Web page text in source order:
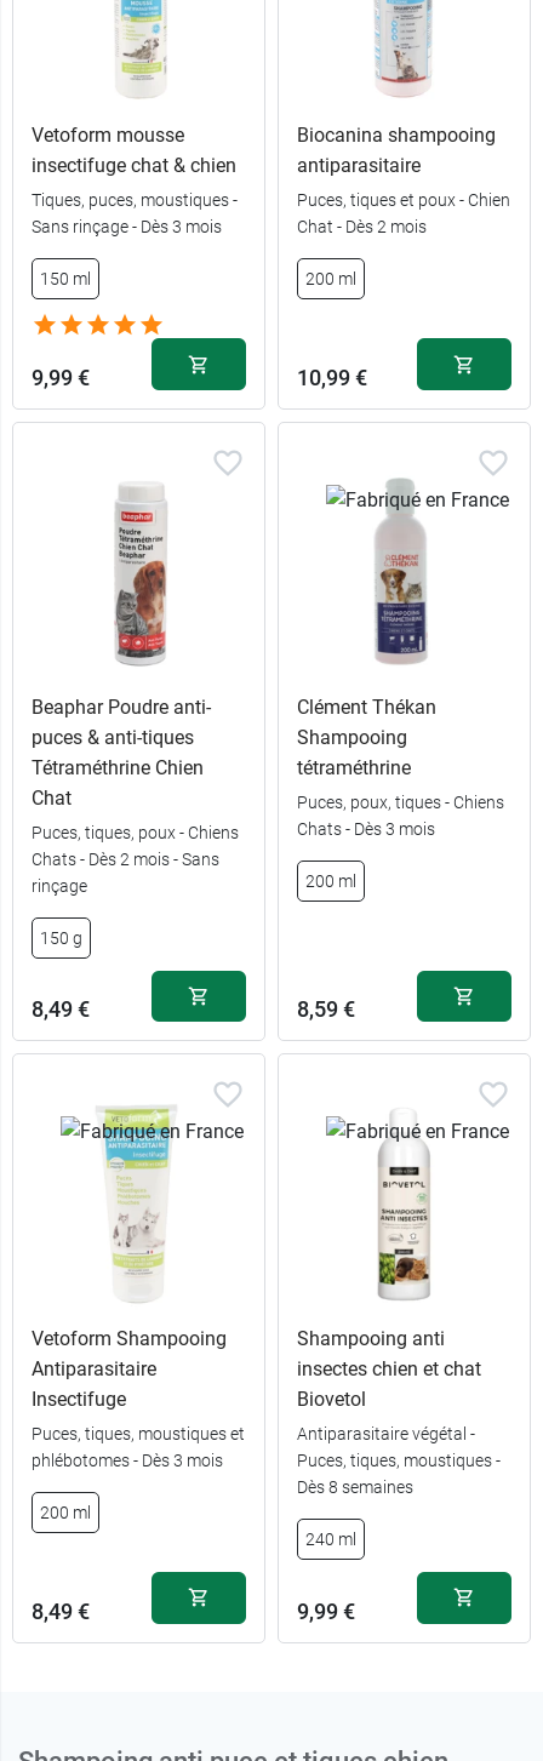
Vetoform mousse
insectifuge chat & chien
Tiques, puces, moustiques -
Sans rinçage - Dès 3 mois
150 ml
9,99 €
Biocanina shampooing
antiparasitaire
Puces, tiques et poux - Chien
Chat - Dès 2 mois
200 ml
10,99 €
Beaphar Poudre anti-
puces & anti-tiques
Tétraméthrine Chien
Chat
Puces, tiques, poux - Chiens
Chats - Dès 2 mois - Sans
rinçage
150 g
8,49 €
Clément Thékan
Shampooing
tétraméthrine
Puces, poux, tiques - Chiens
Chats - Dès 3 mois
200 ml
8,59 €
Vetoform Shampooing
Antiparasitaire
Insectifuge
Puces, tiques, moustiques et
phlébotomes - Dès 3 mois
200 ml
8,49 €
Shampooing anti
insectes chien et chat
Biovetol
Antiparasitaire végétal -
Puces, tiques, moustiques -
Dès 8 semaines
240 ml
9,99 €